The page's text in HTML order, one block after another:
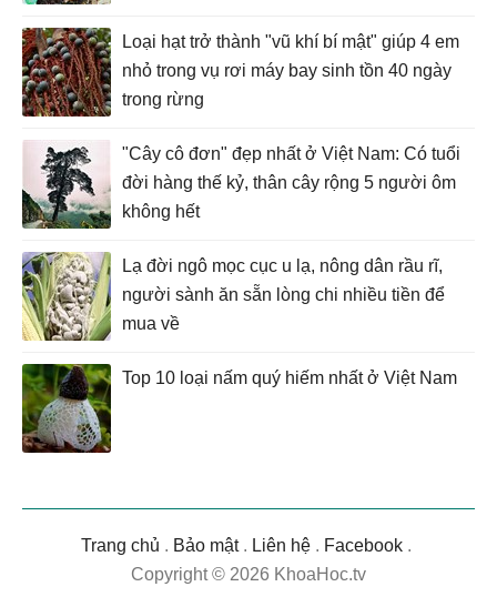
Loại hạt trở thành "vũ khí bí mật" giúp 4 em
nhỏ trong vụ rơi máy bay sinh tồn 40 ngày
trong rừng
"Cây cô đơn" đẹp nhất ở Việt Nam: Có tuổi
đời hàng thế kỷ, thân cây rộng 5 người ôm
không hết
Lạ đời ngô mọc cục u lạ, nông dân rầu rĩ,
người sành ăn sẵn lòng chi nhiều tiền để
mua về
Top 10 loại nấm quý hiếm nhất ở Việt Nam
Trang chủ . Bảo mật. Liên hệ . Facebook .
Copyright © 2026 KhoaHoc.tv